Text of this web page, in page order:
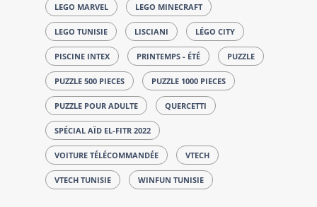
LEGO MARVEL LEGO MINECRAFT
LEGO TUNISIE LISCIANI LÉGO CITY
PISCINE INTEX PRINTEMPS - ÉTÉ PUZZLE
PUZZLE 500 PIECES PUZZLE 1000 PIECES
PUZZLE POUR ADULTE QUERCETTI
SPÉCIAL AÏD EL-FITR 2022
VOITURE TÉLÉCOMMANDÉE VTECH
VTECH TUNISIE WINFUN TUNISIE